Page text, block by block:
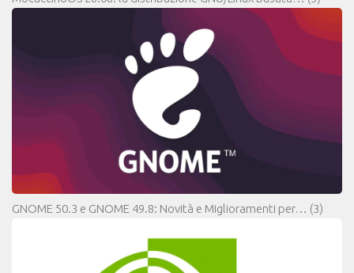
GNOME 50.3 e GNOME 49.8: Novità e Miglioramenti per… (3)